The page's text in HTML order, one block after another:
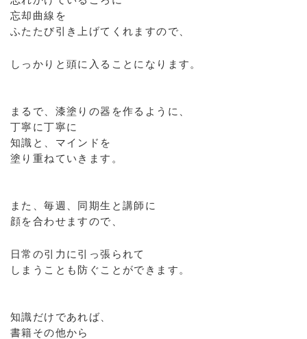
忘却曲線を
ふたたび引き上げてくれますので、
しっかりと頭に入ることになります。
まるで、漆塗りの器を作るように、
丁寧に丁寧に
知識と、マインドを
塗り重ねていきます。
また、毎週、同期生と講師に
顔を合わせますので、
日常の引力に引っ張られて
しまうことも防ぐことができます。
知識だけであれば、
書籍その他から